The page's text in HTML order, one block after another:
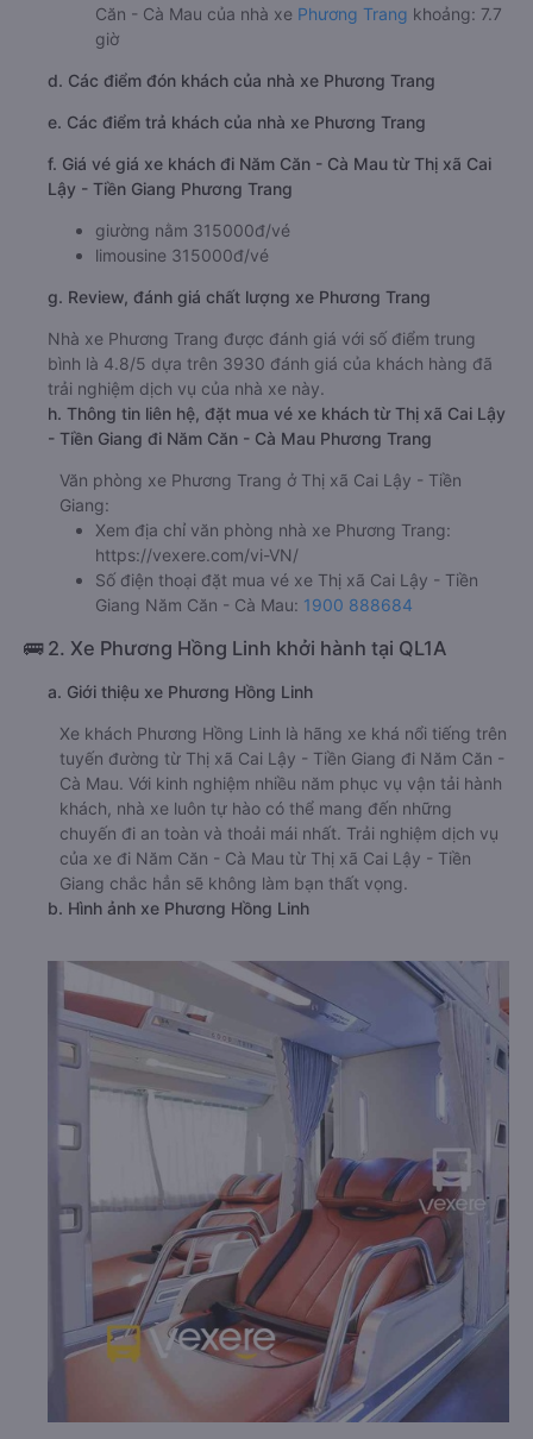
Căn - Cà Mau của nhà xe Phương Trang khoảng: 7.7
giờ
d. Các điểm đón khách của nhà xe Phương Trang
e. Các điểm trả khách của nhà xe Phương Trang
f. Giá vé giá xe khách đi Năm Căn - Cà Mau từ Thị xã Cai
Lậy - Tiền Giang Phương Trang
giường nằm 315000đ/vé
limousine 315000đ/vé
g. Review, đánh giá chất lượng xe Phương Trang
Nhà xe Phương Trang được đánh giá với số điểm trung
bình là 4.8/5 dựa trên 3930 đánh giá của khách hàng đã
trải nghiệm dịch vụ của nhà xe này.
h. Thông tin liên hệ, đặt mua vé xe khách từ Thị xã Cai Lậy
- Tiền Giang đi Năm Căn - Cà Mau Phương Trang
Văn phòng xe Phương Trang ở Thị xã Cai Lậy - Tiền
Giang:
Xem địa chỉ văn phòng nhà xe Phương Trang:
https://vexere.com/vi-VN/
Số điện thoại đặt mua vé xe Thị xã Cai Lậy - Tiền
Giang Năm Căn - Cà Mau: 1900 888684
🚌 2. Xe Phương Hồng Linh khởi hành tại QL1A
a. Giới thiệu xe Phương Hồng Linh
Xe khách Phương Hồng Linh là hãng xe khá nổi tiếng trên
tuyến đường từ Thị xã Cai Lậy - Tiền Giang đi Năm Căn -
Cà Mau. Với kinh nghiệm nhiều năm phục vụ vận tải hành
khách, nhà xe luôn tự hào có thể mang đến những
chuyến đi an toàn và thoải mái nhất. Trải nghiệm dịch vụ
của xe đi Năm Căn - Cà Mau từ Thị xã Cai Lậy - Tiền
Giang chắc hẳn sẽ không làm bạn thất vọng.
b. Hình ảnh xe Phương Hồng Linh